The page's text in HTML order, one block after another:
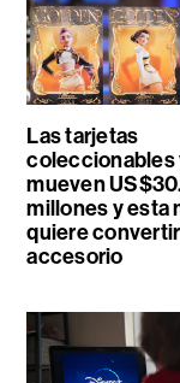
Las tarjetas
coleccionables
mueven
millones y esta
quiere
accesorio